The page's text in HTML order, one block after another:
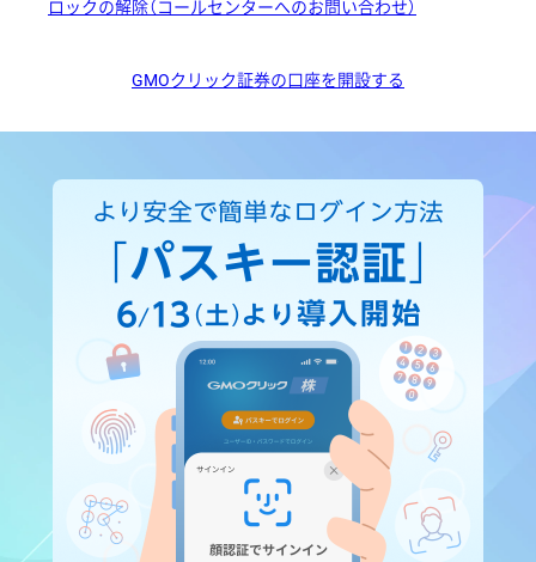
ロックの解除（コールセンターへのお問い合わせ）
GMOクリック証券の口座を開設する